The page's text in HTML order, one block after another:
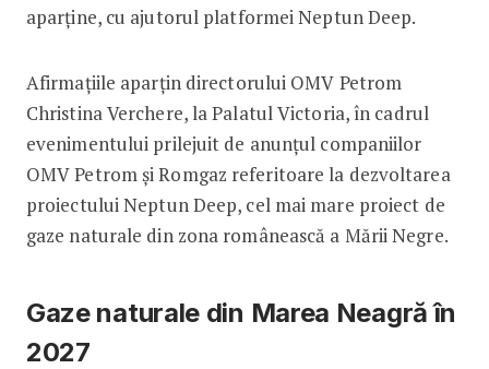
aparține, cu ajutorul platformei Neptun Deep.
Afirmațiile aparțin directorului OMV Petrom
Christina Verchere, la Palatul Victoria, în cadrul
evenimentului prilejuit de anunţul companiilor
OMV Petrom şi Romgaz referitoare la dezvoltarea
proiectului Neptun Deep, cel mai mare proiect de
gaze naturale din zona românească a Mării Negre.
Gaze naturale din Marea Neagră în
2027